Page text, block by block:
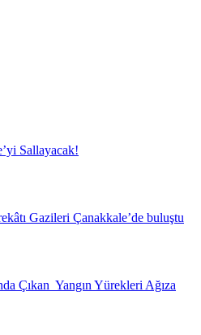
Sallayacak!
Gazileri Çanakkale’de buluştu
Çıkan Yangın Yürekleri Ağıza